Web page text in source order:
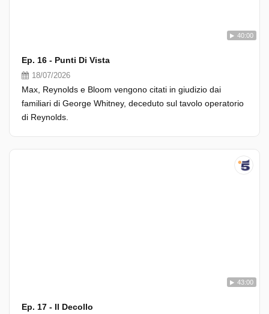
40:00
Ep. 16 - Punti Di Vista
18/07/2026
Max, Reynolds e Bloom vengono citati in giudizio dai
familiari di George Whitney, deceduto sul tavolo operatorio
di Reynolds.
43:00
Ep. 17 - Il Decollo